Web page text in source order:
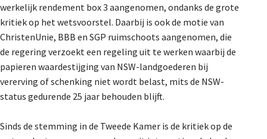
werkelijk rendement box 3 aangenomen, ondanks de grote
kritiek op het wetsvoorstel. Daarbij is ook de motie van
ChristenUnie, BBB en SGP ruimschoots aangenomen, die
de regering verzoekt een regeling uit te werken waarbij de
papieren waardestijging van NSW-landgoederen bij
vererving of schenking niet wordt belast, mits de NSW-
status gedurende 25 jaar behouden blijft.
Sinds de stemming in de Tweede Kamer is de kritiek op de
Dossiers
De Landeigenaar